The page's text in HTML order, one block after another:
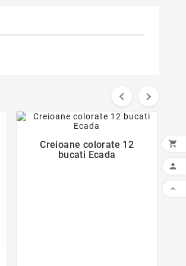
 

Creioane colorate 12
bucati Ecada


